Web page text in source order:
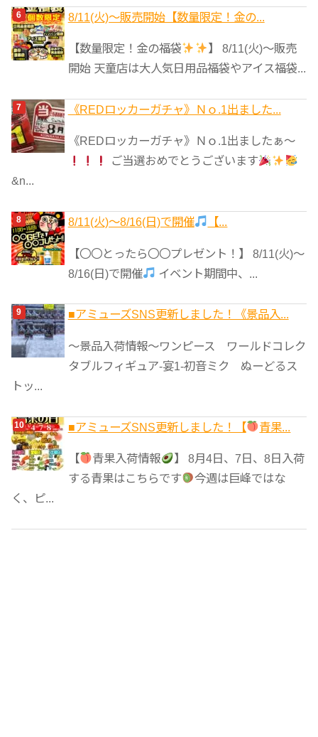
8/11(火)～販売開始【数量限定！金の...
【数量限定！金の福袋
】 8/11(火)～販売
開始 天童店は大人気日用品福袋やアイス福袋...
《REDロッカーガチャ》Ｎｏ.1出ました...
《REDロッカーガチャ》Ｎｏ.1出ましたぁ～
ご当選おめでとうございます
&n...
8/11(火)～8/16(日)で開催 【...
【〇〇とったら〇〇プレゼント！】 8/11(火)～
8/16(日)で開催
イベント期間中、...
■アミューズSNS更新しました！《景品入...
～景品入荷情報～ワンピース ワールドコレク
タブルフィギュア-宴1-初音ミク ぬーどるス
トッ...
■アミューズSNS更新しました！【 青果...
【 青果入荷情報
】 8月4日、7日、8日入荷
する青果はこちらです
今週は巨峰ではな
く、ピ...